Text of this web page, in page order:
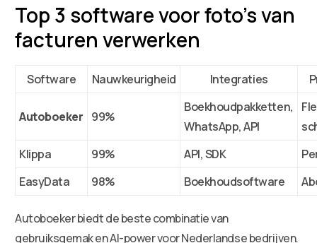
Top 3 software voor foto’s van
facturen verwerken
Software Nauwkeurigheid Integraties
Autoboeker 99%
Boekhoudpakketten,
WhatsApp, API
Klippa
99% API, SDK
EasyData
98% Boekhoudsoftware
Autoboeker biedt de beste combinatie van
gebruiksgemak en AI-power voor Nederlandse bedrijven.